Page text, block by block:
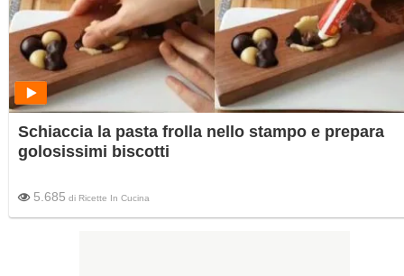
Schiaccia la pasta frolla nello stampo e prepara
golosissimi biscotti
5.685 di Ricette In Cucina